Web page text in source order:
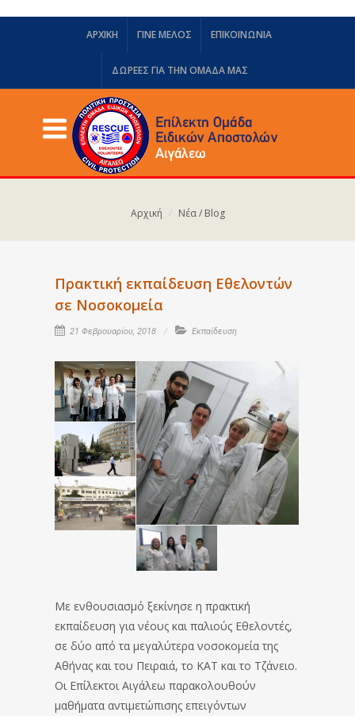
ΑΡΧΙΚΗ ΓΙΝΕ ΜΕΛΟΣ ΕΠΙΚΟΙΝΩΝΙΑ
ΔΩΡΕΈΣ ΓΙΑ ΤΗΝ ΟΜΆΔΑ ΜΑΣ
Αρχική Νέα / Blog
Πρακτική εκπαίδευση Εθελοντών
σε Νοσοκομεία
21 Φεβρουαρίου, 2018 Εκπαίδευση
Με ενθουσιασμό ξεκίνησε η πρακτική
εκπαίδευση για νέους και παλιούς Εθελοντές,
σε δύο από τα μεγαλύτερα νοσοκομεία της
Αθήνας και του Πειραιά, το ΚΑΤ και το Τζάνειο.
Οι Επίλεκτοι Αιγάλεω παρακολουθούν
μαθήματα αντιμετώπισης επειγόντων